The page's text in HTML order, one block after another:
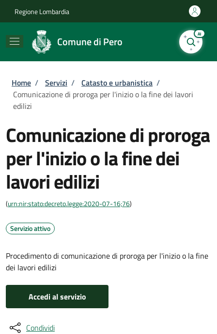
Regione Lombardia
Comune di Pero
AI
Briciole di pane
Home / Servizi / Catasto e urbanistica /
Comunicazione di proroga per l'inizio o la fine dei lavori
edilizi
Comunicazione di proroga
per l'inizio o la fine dei
lavori edilizi
(urn:nir:stato:decreto.legge:2020-07-16;76)
Servizio attivo
Procedimento di comunicazione di proroga per l'inizio o la fine
dei lavori edilizi
Accedi al servizio
Condividi